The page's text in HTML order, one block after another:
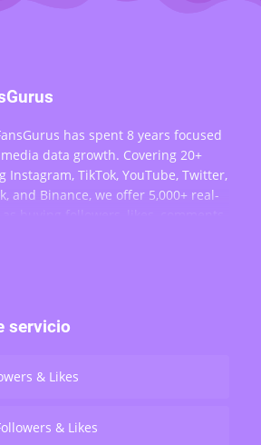
has spent 8 years focused
data growth. Covering 20+
TikTok, YouTube, Twitter,
and Binance, we offer 5,000+ real-
live stream engagement — serving
servicio
& Likes
& Likes